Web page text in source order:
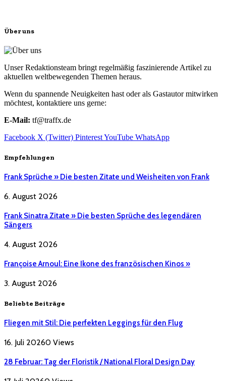
Über uns
Unser Redaktionsteam bringt regelmäßig faszinierende Artikel zu
aktuellen weltbewegenden Themen heraus.
Wenn du spannende Neuigkeiten hast oder als Gastautor mitwirken
möchtest, kontaktiere uns gerne:
E-Mail: tf@traffx.de
Facebook X (Twitter) PinterestYouTube WhatsApp
Empfehlungen
Frank Sprüche » Die besten Zitate und Weisheiten von Frank
6. August 2026
Frank Sinatra Zitate » Die besten Sprüche des legendären
Sängers
4. August 2026
Françoise Arnoul: Eine Ikone des französischen Kinos »
3. August 2026
Beliebte Beiträge
Fliegen mit Stil: Die perfekten Leggings für den Flug
16. Juli 20260 Views
28 Februar: Tag der Floristik / National Floral Design Day